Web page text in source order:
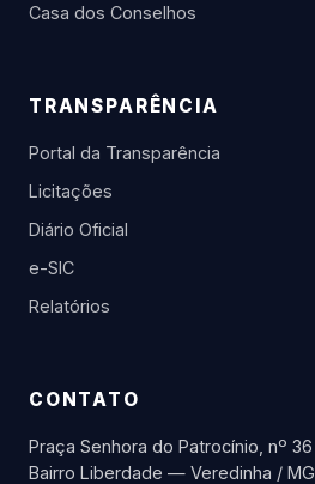
Casa dos Conselhos
TRANSPARÊNCIA
Portal da Transparência
Licitações
Diário Oficial
e-SIC
Relatórios
CONTATO
Praça Senhora do Patrocínio, nº 36
Bairro Liberdade — Veredinha / MG